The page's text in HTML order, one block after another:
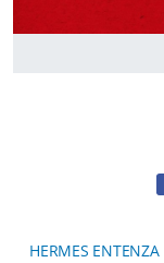
HERMES ENTENZA